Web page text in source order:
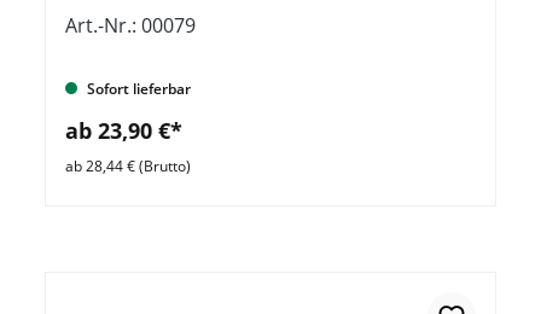
Art.-Nr.: 00079
Sofort lieferbar
ab 23,90 €*
ab 28,44 € (Brutto)